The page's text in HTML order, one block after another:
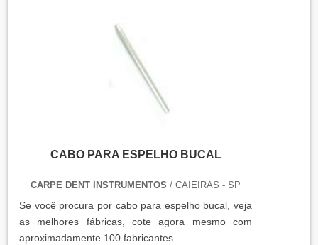
CABO PARA ESPELHO BUCAL
CARPE DENT INSTRUMENTOS / CAIEIRAS - SP
Se você procura por cabo para espelho bucal, veja
as melhores fábricas, cote agora mesmo com
aproximadamente 100 fabricantes.